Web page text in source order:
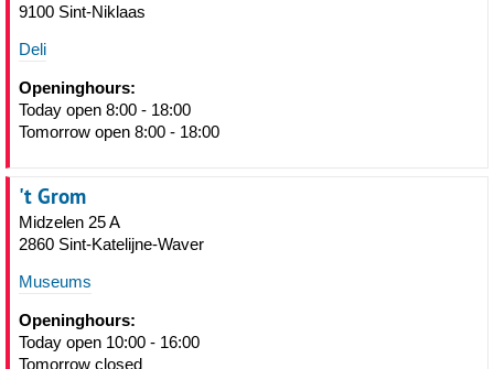
9100 Sint-Niklaas
Deli
Openinghours:
Today open 8:00 - 18:00
Tomorrow open 8:00 - 18:00
't Grom
Midzelen 25 A
2860 Sint-Katelijne-Waver
Museums
Openinghours:
Today open 10:00 - 16:00
Tomorrow closed